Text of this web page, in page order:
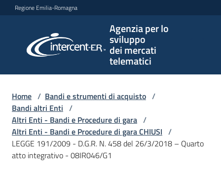
Vai al contenuto
Vai alla navigazione
Vai al footer
Regione Emilia-Romagna
Agenzia per lo
sviluppo
dei mercati
telematici
per lo
sviluppo
telematici
L'Agenzia
Home / Bandi e strumenti di acquisto /
Bandi altri Enti /
Altri Enti - Bandi e Procedure di gara /
Altri Enti - Bandi e Procedure di gara CHIUSI /
LEGGE 191/2009 - D.G.R. N. 458 del 26/3/2018 – Quarto
atto integrativo - 08IR046/G1